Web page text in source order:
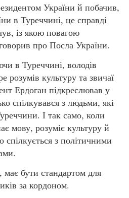
України й побачив,
в Туреччині, це справді
із якою повагою
про Посла України.
в Туреччині, володів
культуру та звичаї
Ердоган підкреслював у
спілкувався з людьми, які
І так само, коли
мову, розуміє культуру й
спілкується з політичними
бути стандартом для
за кордоном.